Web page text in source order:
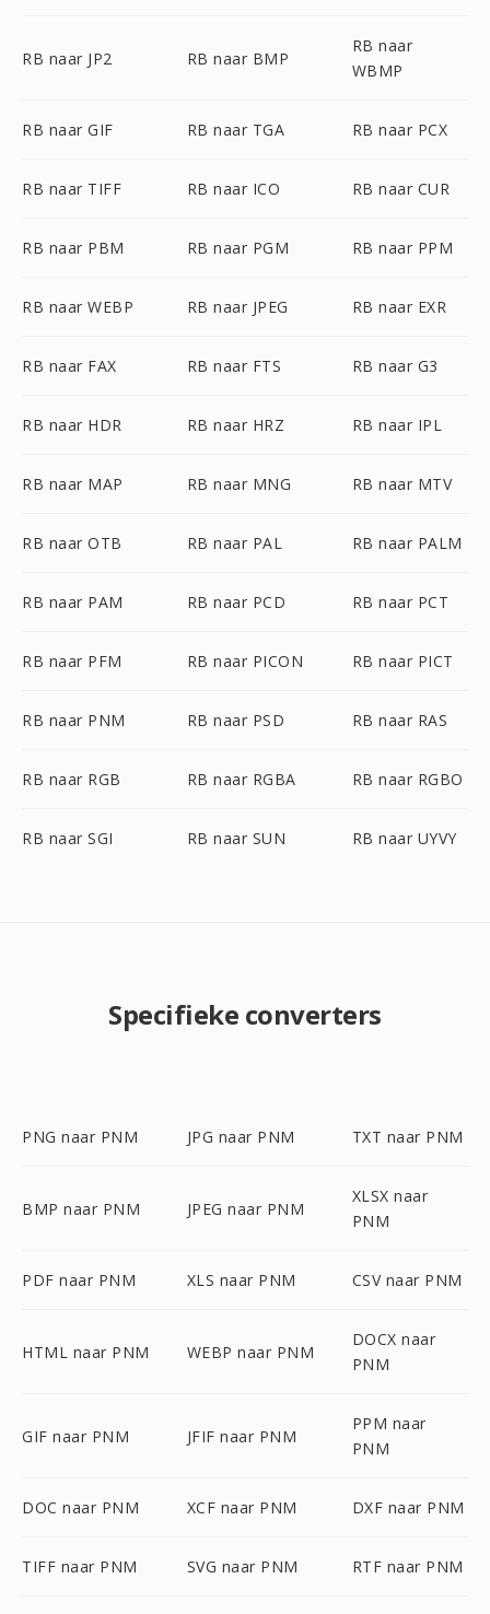
RB naar JP2 RB naar BMP
RB naar
WBMP
RB naar GIF RB naar TGA RB naar PCX
RB naar TIFF RB naar ICO RB naar CUR
RB naar PBM RB naar PGM RB naar PPM
RB naar WEBP RB naar JPEG RB naar EXR
RB naar FAX RB naar FTS RB naar G3
RB naar HDR RB naar HRZ RB naar IPL
RB naar MAP RB naar MNG RB naar MTV
RB naar OTB RB naar PAL RB naar PALM
RB naar PAM RB naar PCD RB naar PCT
RB naar PFM RB naar PICON RB naar PICT
RB naar PNM RB naar PSD RB naar RAS
RB naar RGB RB naar RGBA RB naar RGBO
RB naar SGI RB naar SUN RB naar UYVY
Specifieke converters
PNG naar PNM JPG naar PNM TXT naar PNM
BMP naar PNM JPEG naar PNM
XLSX naar
PNM
PDF naar PNM XLS naar PNM CSV naar PNM
HTML naar PNM WEBP naar PNM
DOCX naar
PNM
GIF naar PNM JFIF naar PNM
PPM naar
PNM
DOC naar PNM XCF naar PNM DXF naar PNM
TIFF naar PNM SVG naar PNM RTF naar PNM